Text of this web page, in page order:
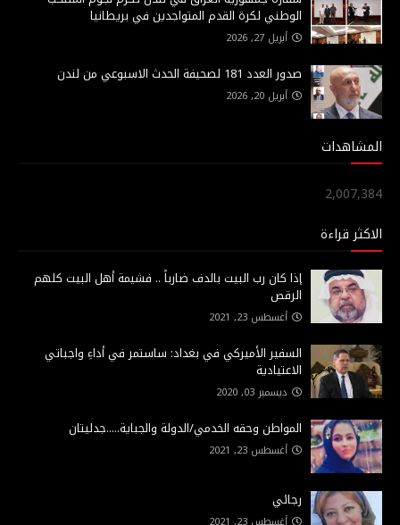
الوطني لكرة القدم المتواجدين في بريطانيا
أبريل 27, 2026
صدور العدد 181 لصحيفة الحدث الاسبوعي من لندن
أبريل 20, 2026
المشاهدات
2,007,384
الاكثر قراءة
إذا كان رب البيت بالدف ضارباً .. فشيمة أهل البيت كلهم
الرقص
أغسطس 23, 2021
السفير الأميركي في بغداد: ساستمر في أداءِ واجباتي
الاعتيادية
ديسمبر 03, 2020
المواطن وحقه الخدمي/الدولة والجباية.....جدليتان
أغسطس 23, 2021
رجائي